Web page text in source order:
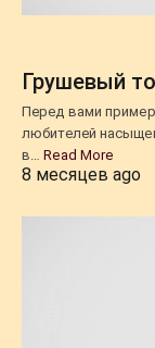
Грушевый
Перед вами
любителей
в…Read More
8 месяцев ago